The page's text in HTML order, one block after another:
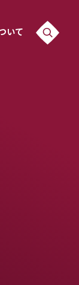
いて